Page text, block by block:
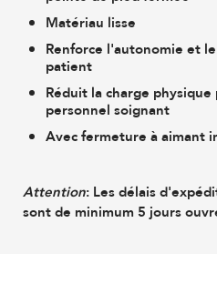
Matériau lisse
Renforce l'autonomie et
patient
Réduit la charge
personnel soignant
Avec fermeture à aimant
Attention: Les délais
sont de minimum 5 jours